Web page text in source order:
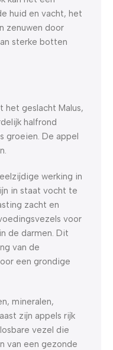
huid en vacht, het
zenuwen door
sterke botten
het geslacht Malus,
halfrond
groeien. De appel
werking in
in staat vocht te
zacht en
voor
de darmen. Dit
van de
een grondige
mineralen,
zijn appels rijk
vezel die
van een gezonde